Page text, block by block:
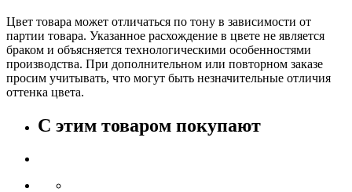
Цвет товара может отличаться по тону в зависимости от
партии товара. Указанное расхождение в цвете не является
браком и объясняется технологическими особенностями
производства. При дополнительном или повторном заказе
просим учитывать, что могут быть незначительные отличия
оттенка цвета.
С этим товаром покупают